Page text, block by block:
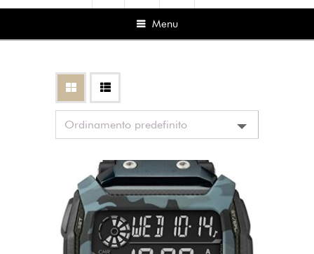
Menu